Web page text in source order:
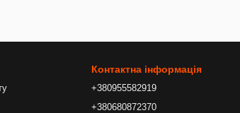
Контактна інформація
+380955582919
+380680872370